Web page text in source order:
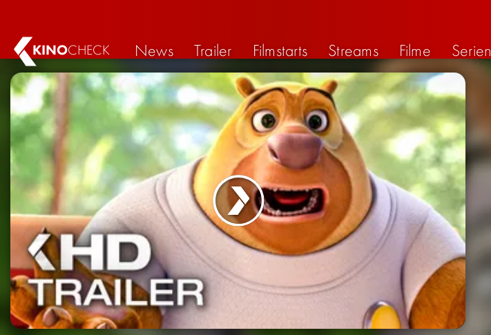
KINOCHECK News Trailer Filmstarts Streams Filme Serien